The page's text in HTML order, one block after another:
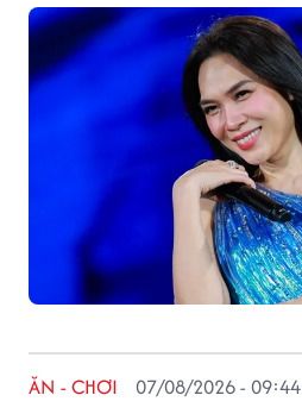
ĂN - CHƠI 07/08/2026 - 09:44